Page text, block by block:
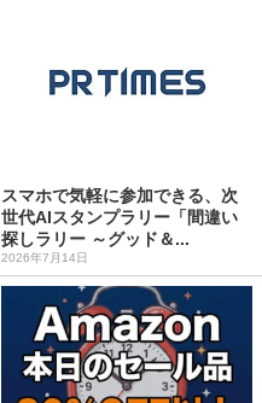
スマホで気軽に参加できる、次
世代AIスタンプラリー「間違い
探しラリー ～グッド＆...
2026年7月14日